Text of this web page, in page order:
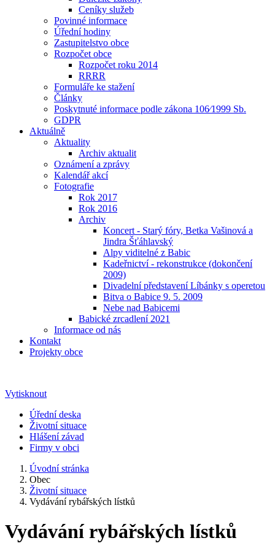
Ceníky služeb
Povinné informace
Úřední hodiny
Zastupitelstvo obce
Rozpočet obce
Rozpočet roku 2014
RRRR
Formuláře ke stažení
Články
Poskytnuté informace podle zákona 106⁄1999 Sb.
GDPR
Aktuálně
Aktuality
Archiv aktualit
Oznámení a zprávy
Kalendář akcí
Fotografie
Rok 2017
Rok 2016
Archiv
Koncert - Starý fóry, Betka Vašinová a
Jindra Šťáhlavský
Alpy viditelné z Babic
Kadeřnictví - rekonstrukce (dokončení
2009)
Divadelní představení Líbánky s operetou
Bitva o Babice 9. 5. 2009
Nebe nad Babicemi
Babické zrcadlení 2021
Informace od nás
Kontakt
Projekty obce
Vytisknout
Úřední deska
Životní situace
Hlášení závad
Firmy v obci
Úvodní stránka
Obec
Životní situace
Vydávání rybářských lístků
Vydávání rybářských lístků